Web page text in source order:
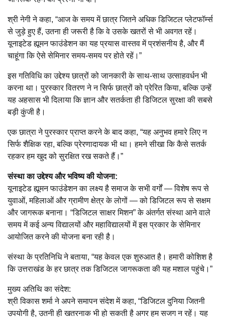
श्री नेगी ने कहा, “आज के समय में छात्र जितने अधिक डिजिटल प्लेटफॉर्म्स
से जुड़े हुए हैं, उतना ही जरूरी है कि वे उसके खतरों से भी अवगत रहें।
यूनाइटेड ह्यूमन फाउंडेशन का यह प्रयास वास्तव में प्रशंसनीय है, और मैं
चाहूंगा कि ऐसे सेमिनार समय-समय पर होते रहें।”
इस गतिविधि का उद्देश्य छात्रों को जानकारी के साथ-साथ उत्साहवर्धन भी
करना था। पुरस्कार वितरण ने न सिर्फ छात्रों को प्रेरित किया, बल्कि उन्हें
यह अहसास भी दिलाया कि ज्ञान और सतर्कता ही डिजिटल सुरक्षा की सबसे
बड़ी कुंजी है।
एक छात्रा ने पुरस्कार प्राप्त करने के बाद कहा, “यह अनुभव हमारे लिए न
सिर्फ शैक्षिक रहा, बल्कि प्रेरणादायक भी था। हमने सीखा कि कैसे सतर्क
रहकर हम खुद को सुरक्षित रख सकते हैं।”
संस्था का उद्देश्य और भविष्य की योजना:
यूनाइटेड ह्यूमन फाउंडेशन का लक्ष्य है समाज के सभी वर्गों — विशेष रूप से
युवाओं, महिलाओं और ग्रामीण क्षेत्र के लोगों — को डिजिटल रूप से सक्षम
और जागरूक बनाना। “डिजिटल साक्षर मिशन” के अंतर्गत संस्था आने वाले
समय में कई अन्य विद्यालयों और महाविद्यालयों में इस प्रकार के सेमिनार
आयोजित करने की योजना बना रही है।
संस्था के प्रतिनिधि ने बताया, “यह केवल एक शुरुआत है। हमारी कोशिश है
कि उत्तराखंड के हर छात्र तक डिजिटल जागरूकता की यह मशाल पहुंचे।”
मुख्य अतिथि का संदेश:
श्री विकास शर्मा ने अपने समापन संदेश में कहा, “डिजिटल दुनिया जितनी
उपयोगी है, उतनी ही खतरनाक भी हो सकती है अगर हम सजग न रहें। यह